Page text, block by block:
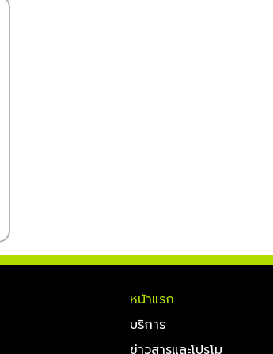
หน้าแรก
บริการ
ข่าวสารและโปรโม